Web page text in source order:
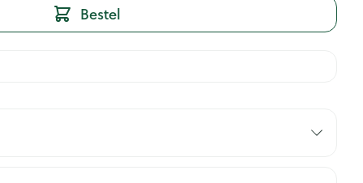
Bestel